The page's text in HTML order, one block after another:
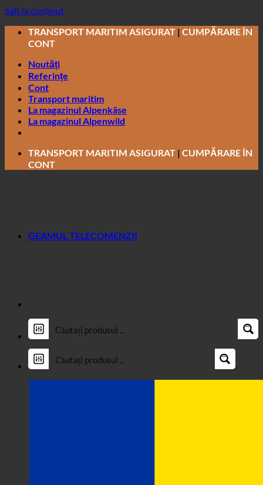
Salt la conținut
TRANSPORT MARITIM ASIGURAT | CUMPĂRARE ÎN
CONT
Noutăți
Referințe
Cont
Transport maritim
La magazinul Alpenkäse
La magazinul Alpenwild
TRANSPORT MARITIM ASIGURAT | CUMPĂRARE ÎN
CONT
GEAMUL TELECOMENZII